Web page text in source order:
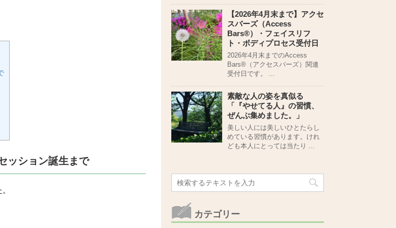
ション誕生まで
【2026年4月末まで】アクセ
スバーズ（Access
Bars®）・フェイスリフ
ト・ボディプロセス受付日
2026年4月末までのAccess
Bars®（アクセスバーズ）関連
受付日です。 ...
素敵な人の姿を真似る
「『やせてる人』の習慣、
ぜんぶ集めました。」
美しい人には美しいひとたらし
めている習慣があります。けれ
ども本人にとっては当たり ...
カテゴリー